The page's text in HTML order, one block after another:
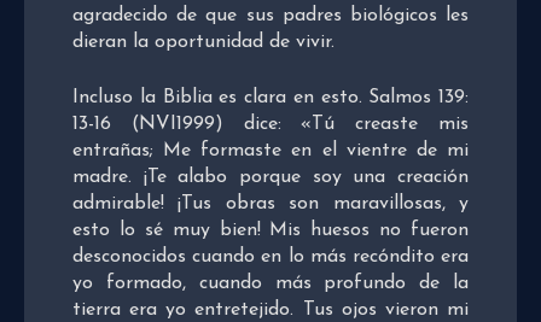
agradecido de que sus padres biológicos les
dieran la oportunidad de vivir.
Incluso la Biblia es clara en esto. Salmos 139:
13-16 (NVI1999) dice: «Tú creaste mis
entrañas; Me formaste en el vientre de mi
madre. ¡Te alabo porque soy una creación
admirable! ¡Tus obras son maravillosas, y
esto lo sé muy bien! Mis huesos no fueron
desconocidos cuando en lo más recóndito era
yo formado, cuando más profundo de la
tierra era yo entretejido. Tus ojos vieron mi